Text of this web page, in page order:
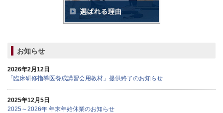
お知らせ
2026年2月12日
「臨床研修指導医養成講習会用教材」提供終了のお知らせ
2025年12月5日
2025～2026年 年末年始休業のお知らせ